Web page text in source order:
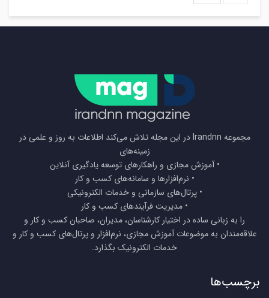
مجموعه Irandnn در این مجله تلاش می‌کند اطلاعات به روز و علمی در
زمینه‌های
• آموزش مجازی و راهکارهای توسعه یادگیری آنلاین
• نرم‌افزارها و سامانه‌های کسب و کار
• پرتال‌های سازمانی و خدمات الکترونیکی
• مدیریت فرآیندهای کسب و کار
را به زبانی ساده در اختیار کارشناسان، مدیران، صاحبان کسب و کار و
علاقه‌مندان به موضوعات آموزش مجازی، نرم‌افزار و پرتال‌های کسب و کار و
خدمات الکترونیک بگذارد.
برچسب‌ها